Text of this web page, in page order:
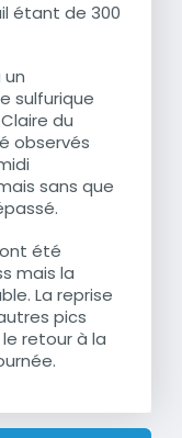
étant de 300
sulfurique
du
observés
sans que
été
mais la
La reprise
pics
retour à la